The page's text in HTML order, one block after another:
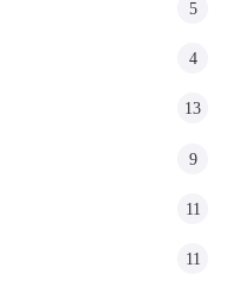
5
4
13
9
11
11